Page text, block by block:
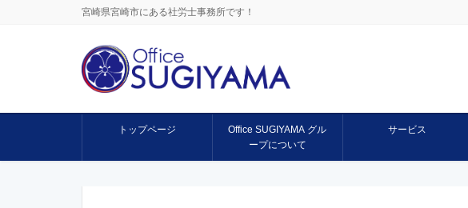
宮崎県宮崎市にある社労士事務所です！
トップページ
Office SUGIYAMA グル
ープについて
サービス